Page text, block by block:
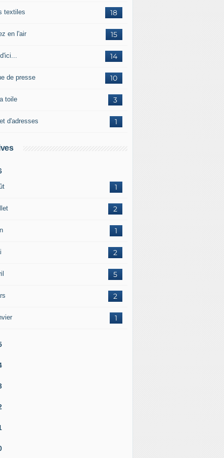
18
textiles
15
en l'air
14
10
de presse
3
toile
1
d'adresses
1
2
1
2
5
2
1